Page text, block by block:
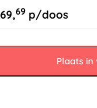
69,69 p/doos
Plaats in